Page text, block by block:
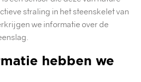
straling in het steenskelet van
we informatie over de
hebben we